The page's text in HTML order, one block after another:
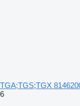
TGA;TGS;TGX
6